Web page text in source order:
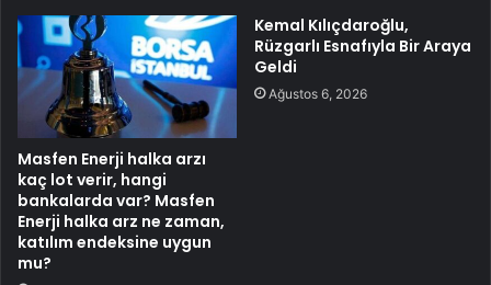
Masfen Enerji halka arzı
kaç lot verir, hangi
bankalarda var? Masfen
Enerji halka arz ne zaman,
katılım endeksine uygun
mu?
Kemal Kılıçdaroğlu,
Rüzgarlı Esnafıyla Bir Araya
Geldi
Ağustos 6, 2026